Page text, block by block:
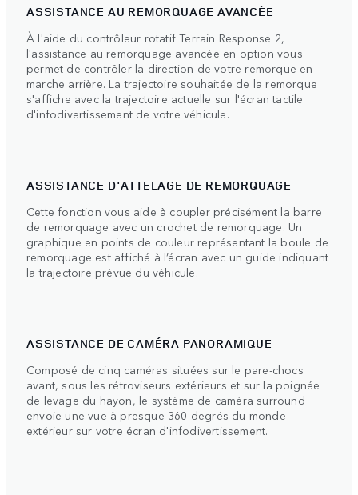
ASSISTANCE AU REMORQUAGE AVANCÉE
À l'aide du contrôleur rotatif Terrain Response 2,
l'assistance au remorquage avancée en option vous
permet de contrôler la direction de votre remorque en
marche arrière. La trajectoire souhaitée de la remorque
s'affiche avec la trajectoire actuelle sur l'écran tactile
d'infodivertissement de votre véhicule.
ASSISTANCE D'ATTELAGE DE REMORQUAGE
Cette fonction vous aide à coupler précisément la barre
de remorquage avec un crochet de remorquage. Un
graphique en points de couleur représentant la boule de
remorquage est affiché à l’écran avec un guide indiquant
la trajectoire prévue du véhicule.
ASSISTANCE DE CAMÉRA PANORAMIQUE
Composé de cinq caméras situées sur le pare-chocs
avant, sous les rétroviseurs extérieurs et sur la poignée
de levage du hayon, le système de caméra surround
envoie une vue à presque 360 degrés du monde
extérieur sur votre écran d'infodivertissement.